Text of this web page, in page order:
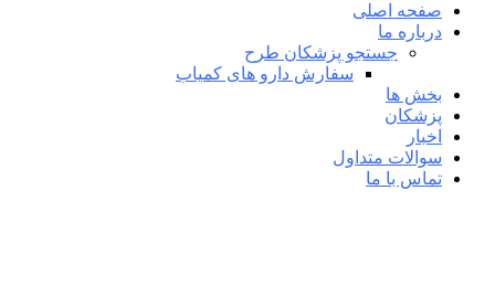
صفحه اصلی
درباره ما
جستجو پزشکان طرح
سفارش دارو های کمیاب
بخش ها
پزشکان
اخبار
سوالات متداول
تماس با ما